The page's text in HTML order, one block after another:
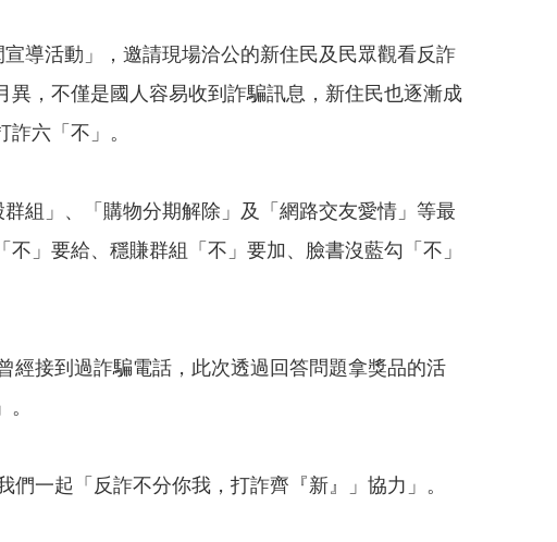
導活動」，邀請現場洽公的新住民及民眾觀看反詐
，不僅是國人容易收到詐騙訊息，新住民也逐漸成
六「不」。
組」、「購物分期解除」及「網路交友愛情」等最
」要給、穩賺群組「不」要加、臉書沒藍勾「不」
經接到過詐騙電話，此次透過回答問題拿獎品的活
們一起「反詐不分你我，打詐齊『新』」協力」。